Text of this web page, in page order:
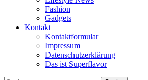
Fashion
Gadgets
Kontakt
Kontaktformular
Impressum
Datenschutzerklärung
Das ist Superflavor